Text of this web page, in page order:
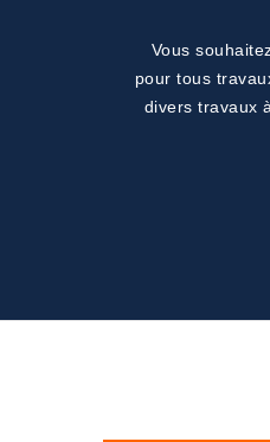
Vous
pour tous
divers travaux